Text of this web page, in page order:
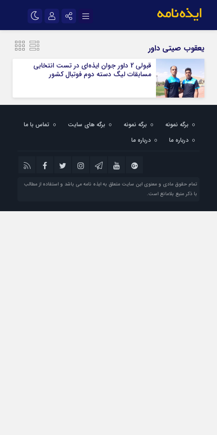
سروش
آپارات
اپلیکیشن رمز عبور
یعقوب صیتی داور
قبولی 2 داور جوان ایذه‌ای در تست انتخابی
مسابقات لیگ دسته دوم فوتبال کشور
برگه نمونه برگه نمونه برگه های سایت
تماس با ما
درباره ما
درباره ما
تمام حقوق مادی و معنوی این سایت متعلق به ایذه نامه می باشد و استفاده از مطالب
با ذکر منبع بلامانع است.